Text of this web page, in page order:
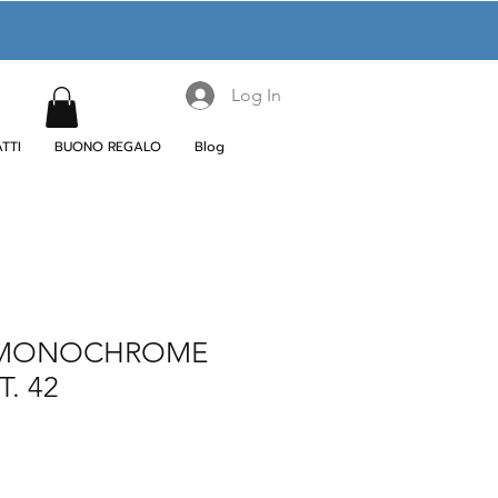
Log In
BUONO REGALO Blog
42